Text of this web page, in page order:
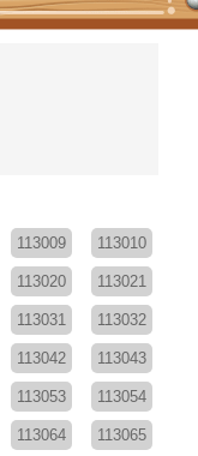
113009 113010
113020 113021
113031 113032
113042 113043
113053 113054
113064 113065